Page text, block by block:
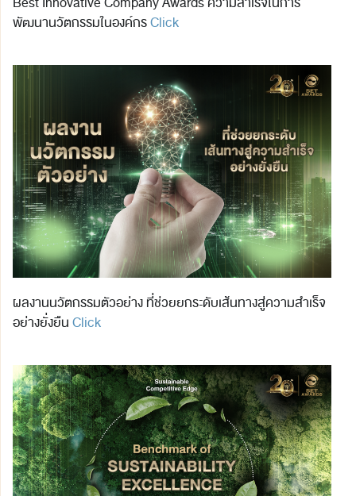
พัฒนานวัตกรรมในองค์กรClick
ผลงานนวัตกรรมตัวอย่าง ที่ช่วยยกระดับเส้นทางสู่ความสำเร็จ
อย่างยั่งยืนClick